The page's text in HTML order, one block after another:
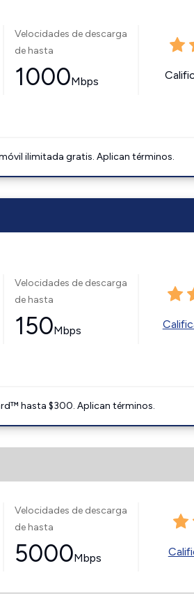
Velocidades de descarga
de hasta
1000Mbps
ilimitada gratis. Aplican términos.
Velocidades de descarga
de hasta
150Mbps
hasta $300. Aplican términos.
Velocidades de descarga
de hasta
5000Mbps